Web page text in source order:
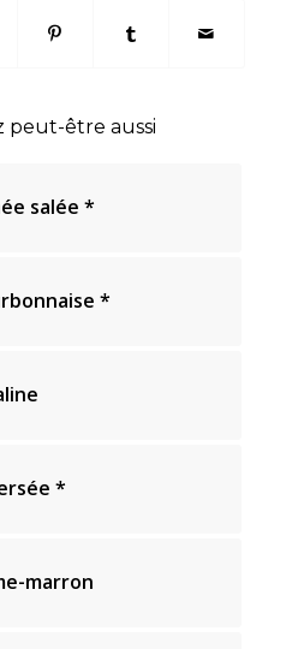
peut-être aussi
salée *
*
*
marron